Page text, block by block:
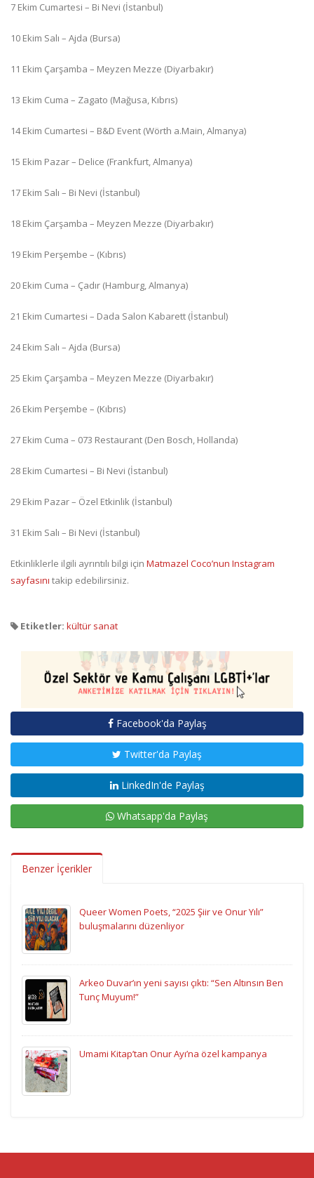
7 Ekim Cumartesi – Bi Nevi (İstanbul)
10 Ekim Salı – Ajda (Bursa)
11 Ekim Çarşamba – Meyzen Mezze (Diyarbakır)
13 Ekim Cuma – Zagato (Mağusa, Kıbrıs)
14 Ekim Cumartesi – B&D Event (Wörth a.Main, Almanya)
15 Ekim Pazar – Delice (Frankfurt, Almanya)
17 Ekim Salı – Bi Nevi (İstanbul)
18 Ekim Çarşamba – Meyzen Mezze (Diyarbakır)
19 Ekim Perşembe – (Kıbrıs)
20 Ekim Cuma – Çadır (Hamburg, Almanya)
21 Ekim Cumartesi – Dada Salon Kabarett (İstanbul)
24 Ekim Salı – Ajda (Bursa)
25 Ekim Çarşamba – Meyzen Mezze (Diyarbakır)
26 Ekim Perşembe – (Kıbrıs)
27 Ekim Cuma – 073 Restaurant (Den Bosch, Hollanda)
28 Ekim Cumartesi – Bi Nevi (İstanbul)
29 Ekim Pazar – Özel Etkinlik (İstanbul)
31 Ekim Salı – Bi Nevi (İstanbul)
Etkinliklerle ilgili ayrıntılı bilgi için Matmazel Coco’nun Instagram
sayfasını takip edebilirsiniz.
Etiketler: kültür sanat
Facebook'da Paylaş
Twitter'da Paylaş
LinkedIn'de Paylaş
Whatsapp'da Paylaş
Benzer İçerikler
Queer Women Poets, “2025 Şiir ve Onur Yılı”
buluşmalarını düzenliyor
Arkeo Duvar’ın yeni sayısı çıktı: “Sen Altınsın Ben
Tunç Muyum!”
Umami Kitap’tan Onur Ayı’na özel kampanya